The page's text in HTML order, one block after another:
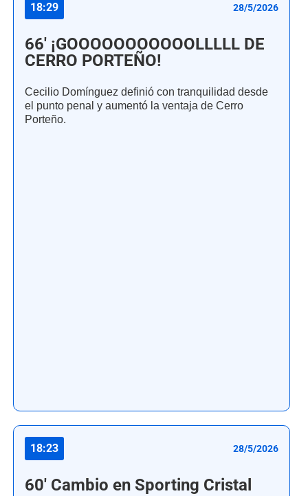
18:29 28/5/2026
66' ¡GOOOOOOOOOOOLLLLL DE
CERRO PORTEÑO!
Cecilio Domínguez definió con tranquilidad desde
el punto penal y aumentó la ventaja de Cerro
Porteño.
18:23 28/5/2026
60' Cambio en Sporting Cristal